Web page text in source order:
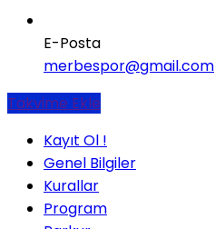
E-Posta
merbespor@gmail.com
Takvime Ekle
Kayıt Ol !
Genel Bilgiler
Kurallar
Program